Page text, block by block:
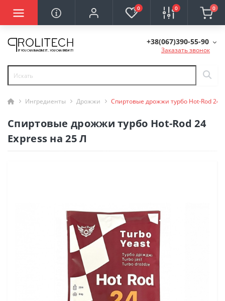
0 0 0
+38(067)390-55-90
Заказать звонок
Ингредиенты Дрожжи Спиртовые дрожжи турбо Hot-Rod 24
Спиртовые дрожжи турбо Hot-Rod 24
Express на 25 Л